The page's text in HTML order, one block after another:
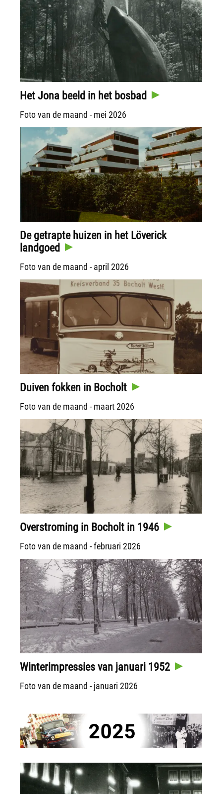
Het Jona beeld in het bosbad
Foto van de maand - mei 2026
De getrapte huizen in het Löverick
landgoed
Foto van de maand - april 2026
Duiven fokken in Bocholt
Foto van de maand - maart 2026
Overstroming in Bocholt in 1946
Foto van de maand - februari 2026
Winterimpressies van januari 1952
Foto van de maand - januari 2026